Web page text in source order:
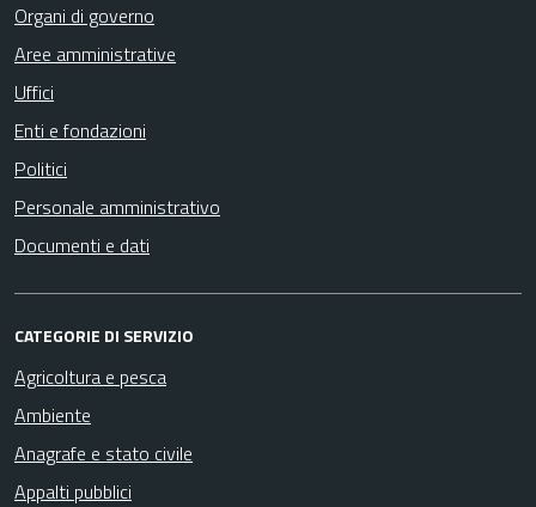
Organi di governo
Aree amministrative
Uffici
Enti e fondazioni
Politici
Personale amministrativo
Documenti e dati
CATEGORIE DI SERVIZIO
Agricoltura e pesca
Ambiente
Anagrafe e stato civile
Appalti pubblici